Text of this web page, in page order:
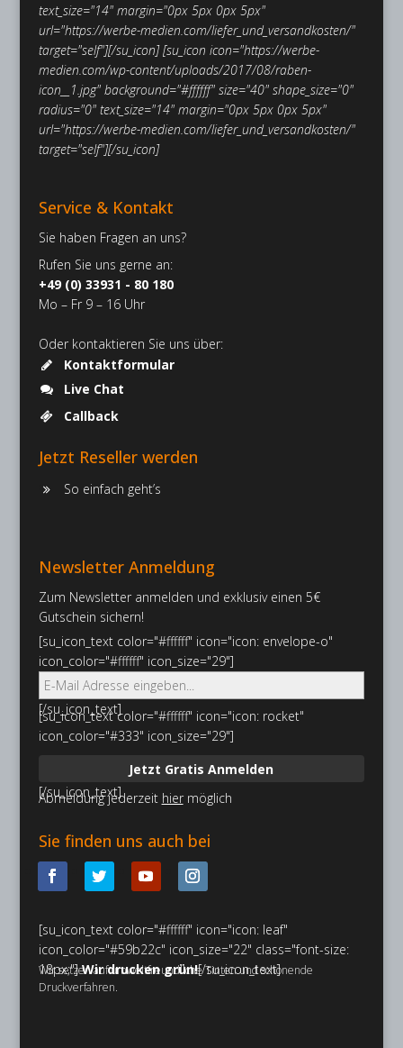
text_size="14" margin="0px 5px 0px 5px"
url="https://werbe-medien.com/liefer_und_versandkosten/"
target="self"][/su_icon] [su_icon icon="https://werbe-
medien.com/wp-content/uploads/2017/08/raben-
icon__1.jpg" background="#ffffff" size="40" shape_size="0"
radius="0" text_size="14" margin="0px 5px 0px 5px"
url="https://werbe-medien.com/liefer_und_versandkosten/"
target="self"][/su_icon]
Service & Kontakt
Sie haben Fragen an uns?
Rufen Sie uns gerne an:
+49 (0) 33931 - 80 180
Mo – Fr 9 – 16 Uhr
Oder kontaktieren Sie uns über:
Kontaktformular
Live Chat
Callback
Jetzt Reseller werden
So einfach geht’s
Newsletter Anmeldung
Zum Newsletter anmelden und exklusiv einen 5€
Gutschein sichern!
[su_icon_text color="#ffffff" icon="icon: envelope-o"
icon_color="#ffffff" icon_size="29"]
[/su_icon_text]
[su_icon_text color="#ffffff" icon="icon: rocket"
icon_color="#333" icon_size="29"]
Jetzt Gratis Anmelden
[/su_icon_text]
Abmeldung jederzeit hiermöglich
Sie finden uns auch bei
[su_icon_text color="#ffffff" icon="icon: leaf"
icon_color="#59b22c" icon_size="22" class="font-size:
18px;"]Wir drucken grün![/su_icon_text]
Wir setzen auf umweltfreundliche Tinten und schonende
Druckverfahren.